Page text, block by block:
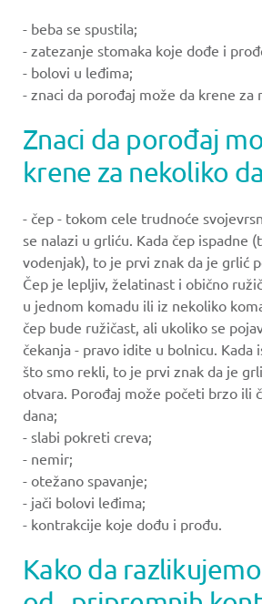
- beba se spustila;
- zatezanje stomaka koje dođe i
- bolovi u leđima;
- znaci da porođaj može da krene za
Znaci da porođaj
krene za nekoliko
- čep - tokom cele trudnoće
se nalazi u grliću. Kada čep ispadne
vodenjak), to je prvi znak da je grlić
Čep je lepljiv, želatinast i obično
u jednom komadu ili iz nekoliko
čep bude ružičast, ali ukoliko se
čekanja - pravo idite u bolnicu. Kada
što smo rekli, to je prvi znak da je
otvara. Porođaj može početi brzo ili
dana;
- slabi pokreti creva;
- nemir;
- otežano spavanje;
- jači bolovi leđima;
- kontrakcije koje dođu i prođu.
Kako da